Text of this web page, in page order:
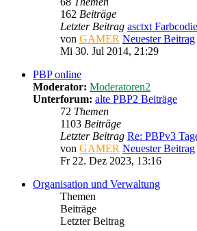
162 Beiträge
Letzter Beitrag asctxt
von GAMER Neuester Beitrag
Mi 30. Jul 2014, 21:29
PBP online
Moderator: Moderatoren2
Unterforum: alte PBP2 Beiträge
72 Themen
1103 Beiträge
Letzter Beitrag Re: PBPv3
von GAMER Neuester Beitrag
Fr 22. Dez 2023, 13:16
Organisation und Verwaltung
Themen
Beiträge
Letzter Beitrag